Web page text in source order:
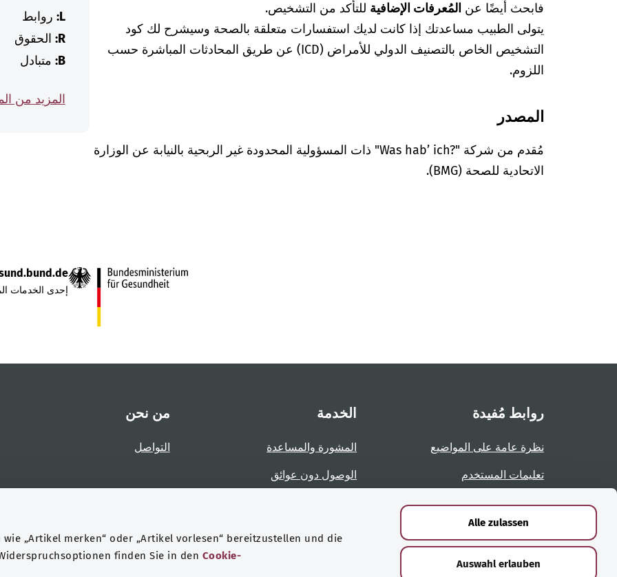
„Artikel merken“ oder „Artikel vorlesen“ bereitzustellen und die
finden Sie in den Cookie-
Alle zulassen
Auswahl erlauben
فابحث أيضًا عن المُعرفات الإضافية للتأكد من التشخيص.
يتولى الطبيب مساعدتك إذا كانت لديك استفسارات متعلقة بالصحة وسيشرح لك كود
التشخيص الخاص بالتصنيف الدولي للأمراض (ICD) عن طريق المحادثات المباشرة حسب
اللزوم.
المصدر
مُقدم من شركة "Was hab’ ich?‎" ذات المسؤولية المحدودة غير الربحية بالنيابة عن الوزارة
الاتحادية للصحة (BMG).
L: روابط
R: الحقوق
B: متبادل
المزيد من
إحدى الخدمات
روابط مُفيدة
نظرة عامة على المواضيع
تعليمات المستخدم
نظرة عامة على الصفحات
الخدمة
المشورة والمساعدة
الوصول دون عوائق
من نحن
التواصل
الشهادات